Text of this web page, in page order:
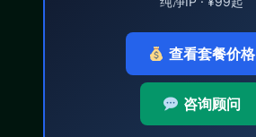
查看套餐价格
咨询顾问